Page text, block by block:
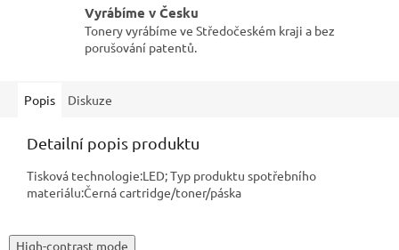
Vyrábíme v Česku
Tonery vyrábíme ve Středočeském kraji a bez
porušování patentů.
Popis Diskuze
Detailní popis produktu
Tisková technologie:LED; Typ produktu spotřebního
materiálu:Černá cartridge/toner/páska
High-contrast mode